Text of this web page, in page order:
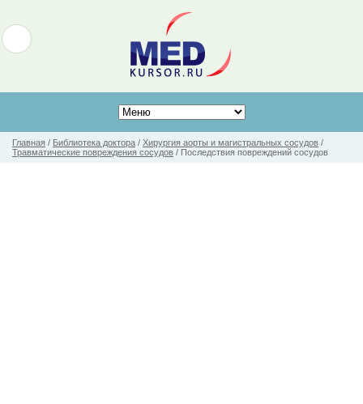
Главная / Библиотека доктора / Хирургия аорты и магистральных сосудов /
Травматические повреждения сосудов / Последствия повреждений сосудов